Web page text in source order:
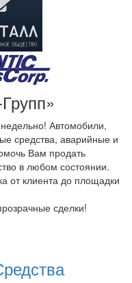
Автомобили,
средства, аварийные и
Вам продать
в любом состоянии.
от клиента до площадки
сделки!